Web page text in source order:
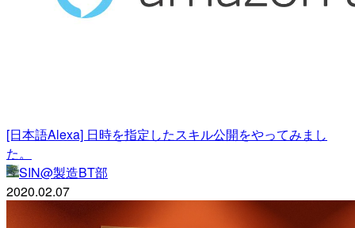
[日本語Alexa] 日時を指定したスキル公開をやってみまし
た。
SIN@製造BT部
2020.02.07